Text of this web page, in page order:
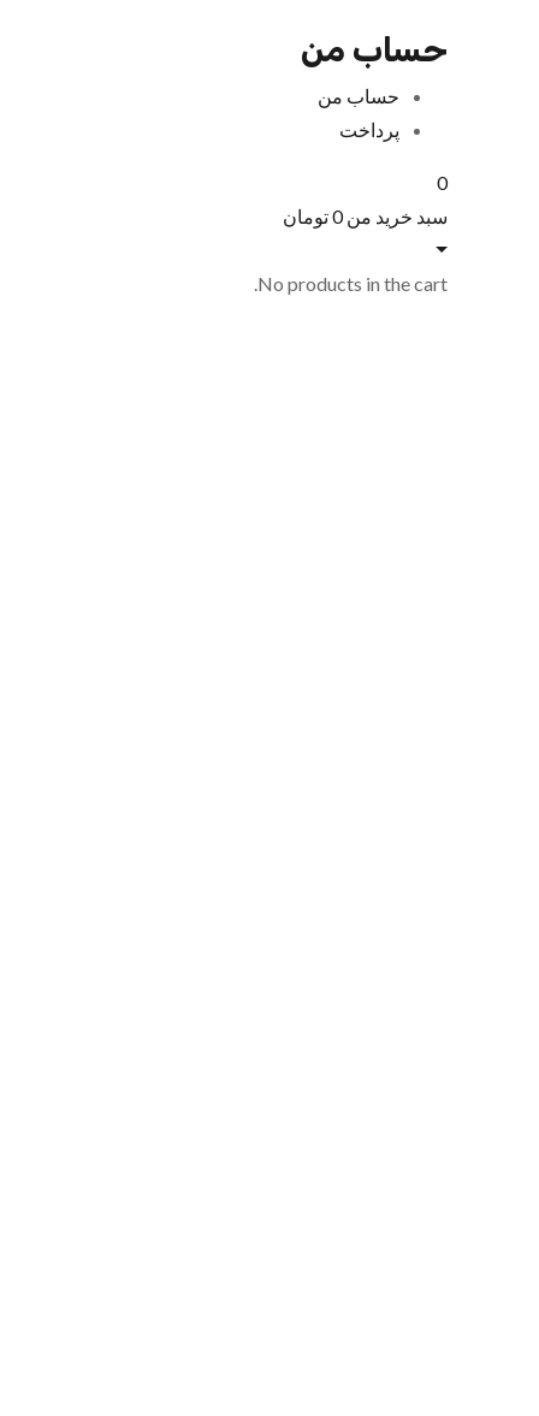
حساب من
حساب من
پرداخت
0
سبد خرید من0تومان
No products in the cart.